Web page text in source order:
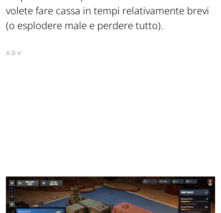
volete fare cassa in tempi relativamente brevi
(o esplodere male e perdere tutto).
ADV